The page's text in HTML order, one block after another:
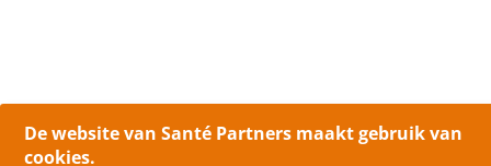
De website van Santé Partners maakt gebruik van
cookies.